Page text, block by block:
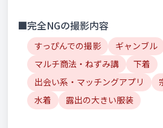
■完全NGの撮影内容
すっぴんでの撮影
ギャンブル
マルチ商法・ねずみ講
下着
出会い系・マッチングアプリ
水着
露出の大きい服装